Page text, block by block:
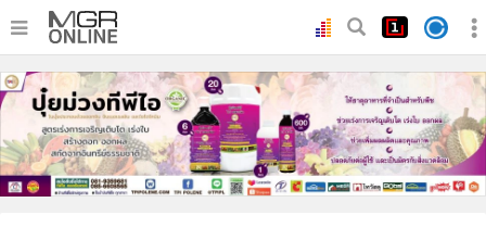
• หน้าหลัก
ทันเหตุการณ์
• ภาคใต้
• ภูมิภาค